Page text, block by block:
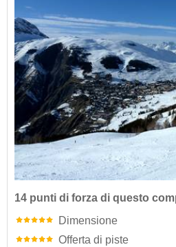
14 punti di forza di questo
Dimensione
Offerta di piste